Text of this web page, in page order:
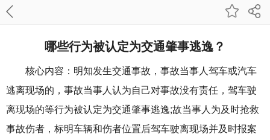
哪些行为被认定为交通肇事逃逸？
核心内容：明知发生交通事故，事故当事人驾车或汽车
逃离现场的，事故当事人认为自己对事故没有责任，驾车驶
离现场的等行为被认定为交通肇事逃逸;故当事人为及时抢救
事故伤者，标明车辆和伤者位置后驾车驶离现场并及时报案